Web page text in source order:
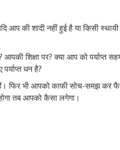
की शादी नहीं हुई है या किसी
शिक्षा पर? क्या आप को पर्याप्त
धन है?
फिर भी आपको काफी सोच-समझ कर
तब आपको कैसा लगेगा।